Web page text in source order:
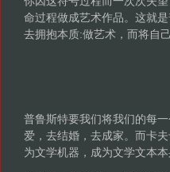
命过程做成艺术作品。这就
去拥抱本质:做艺术，而将自
普鲁斯特要我们将我们的每
爱，去结婚，去成家。而卡
为文学机器，成为文学文本本